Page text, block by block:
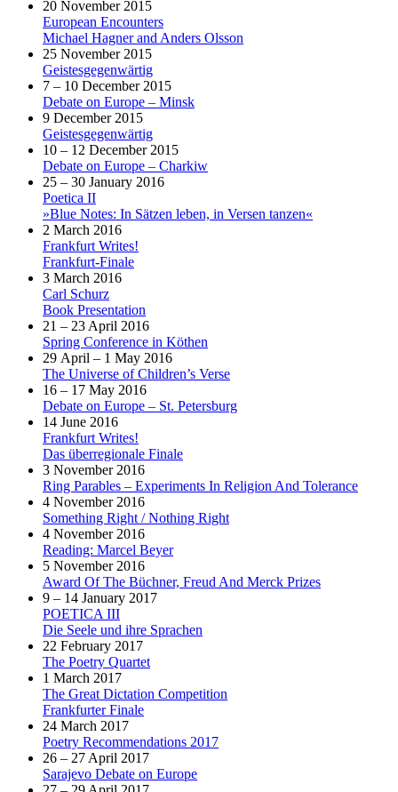
20 November 2015
European Encounters
Michael Hagner and Anders Olsson
25 November 2015
Geistesgegenwärtig
7 – 10 December 2015
Debate on Europe – Minsk
9 December 2015
Geistesgegenwärtig
10 – 12 December 2015
Debate on Europe – Charkiw
25 – 30 January 2016
Poetica II
»Blue Notes: In Sätzen leben, in Versen tanzen«
2 March 2016
Frankfurt Writes!
Frankfurt-Finale
3 March 2016
Carl Schurz
Book Presentation
21 – 23 April 2016
Spring Conference in Köthen
29 April – 1 May 2016
The Universe of Children’s Verse
16 – 17 May 2016
Debate on Europe – St. Petersburg
14 June 2016
Frankfurt Writes!
Das überregionale Finale
3 November 2016
Ring Parables – Experiments In Religion And Tolerance
4 November 2016
Something Right / Nothing Right
4 November 2016
Reading: Marcel Beyer
5 November 2016
Award Of The Büchner, Freud And Merck Prizes
9 – 14 January 2017
POETICA III
Die Seele und ihre Sprachen
22 February 2017
The Poetry Quartet
1 March 2017
The Great Dictation Competition
Frankfurter Finale
24 March 2017
Poetry Recommendations 2017
26 – 27 April 2017
Sarajevo Debate on Europe